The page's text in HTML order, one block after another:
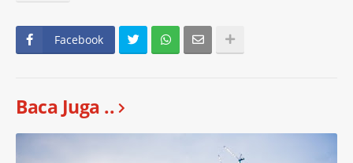
Facebook
Baca Juga ..